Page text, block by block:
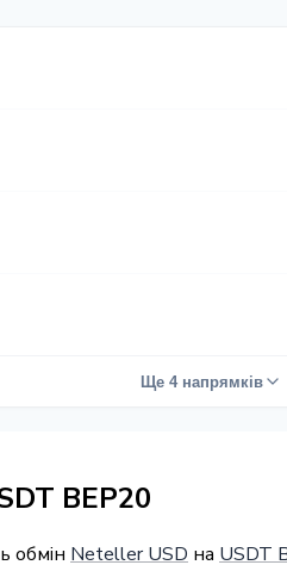
Ще 4 напрямків
BEP20
обмін Neteller USD на USDT